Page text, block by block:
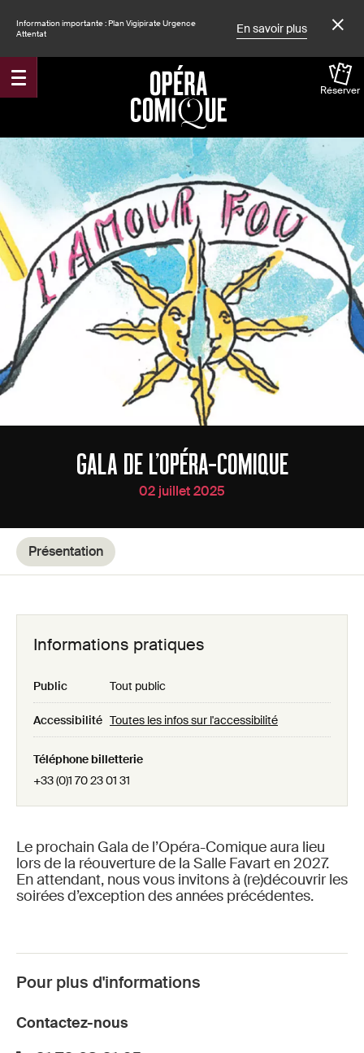
Information importante : Plan Vigipirate Urgence
Attentat
En savoir plus
Réserver
Accueil
GALA DE L’OPÉRA-COMIQUE
02 juillet 2025
Présentation
Le prochain Gala de l’Opéra-Comique aura lieu
lors de la réouverture de la Salle Favart en 2027.
En attendant, nous vous invitons à (re)découvrir les
soirées d’exception des années précédentes.
Informations pratiques
Public Tout public
Accessibilité Toutes les infos sur l'accessibilité
Téléphone billetterie
+33 (0)1 70 23 01 31
Pour plus d'informations
Contactez-nous